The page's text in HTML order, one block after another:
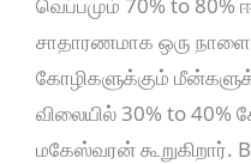
சாதாரணமாக ஒரு
கோழிகளுக்கும்
விலையில் 30% to 40%
மகேஸ்வரன் கூறுகிறார்.